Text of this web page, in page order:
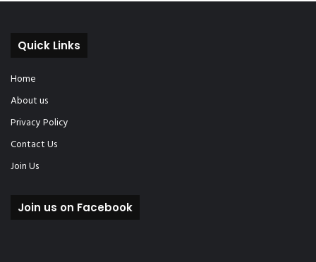
Quick Links
Home
About us
Privacy Policy
Contact Us
Join Us
Join us on Facebook